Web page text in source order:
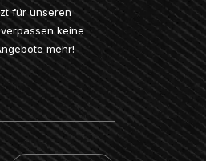
für unseren
keine
mehr!